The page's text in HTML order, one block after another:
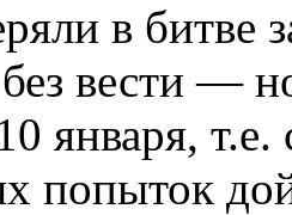
в битве
вести —
января,
попыток